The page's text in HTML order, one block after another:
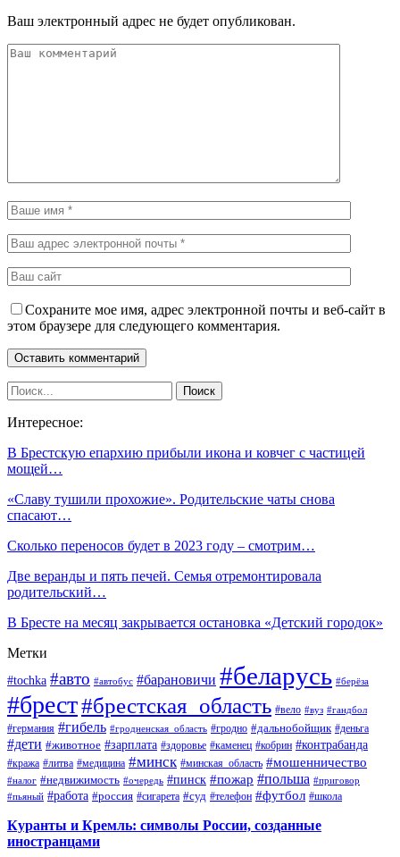
Ваш электронный адрес не будет опубликован.
Сохраните мое имя, адрес электронной почты и веб-сайт в
этом браузере для следующего комментария.
Интересное:
В Брестскую епархию прибыли икона и ковчег с частицей
мощей…
«Славу тушили прохожие». Родительские чаты снова
спасают…
Сколько переносов будет в 2023 году – смотрим…
Две веранды и пять печей. Семья отремонтировала
родительский…
В Бресте на месяц закрывается остановка «Детский городок»
Метки
#tochka #авто #автобус #барановичи #беларусь #берёза
#брест#брестская_область #вело #вуз #гандбол
#германия #гибель #гродненская_область #гродно #дальнобойщик #деньга
#дети #животное #зарплата #здоровье #каменец #кобрин #контрабанда
#кража #литва #медицина #минск #минская_область #мошенничество
#налог #недвижимость #очередь #пинск #пожар #польша #приговор
#пьяный #работа #россия #сигарета #суд #телефон #футбол #школа
Куранты и Кремль: символы России, созданные
иностранцами